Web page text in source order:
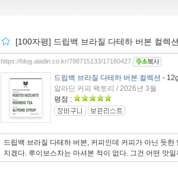
[100자평] 드립백 브라질 다테하 버본 컬렉션
https://blog.aladin.co.kr/798715133/17180427
드립백 브라질 다테하 버본 컬렉션 -
알라딘 커피 팩토리 / 2026년 3월
평점 :
드립백 브라질 다테하 버본, 커피인데 커피가 아닌 듯
지겠다. 루이보스차는 마셔본 적이 없다. 그건 어떤 맛일